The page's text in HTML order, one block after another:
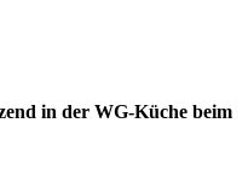
in der WG-Küche beim